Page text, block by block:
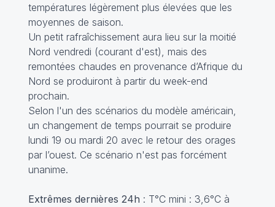
températures légèrement plus élevées que les
moyennes de saison.
Un petit rafraîchissement aura lieu sur la moitié
Nord vendredi (courant d'est), mais des
remontées chaudes en provenance d’Afrique du
Nord se produiront à partir du week-end
prochain.
Selon l'un des scénarios du modèle américain,
un changement de temps pourrait se produire
lundi 19 ou mardi 20 avec le retour des orages
par l’ouest. Ce scénario n'est pas forcément
unanime.
Extrêmes dernières 24h : T°C mini : 3,6°C à